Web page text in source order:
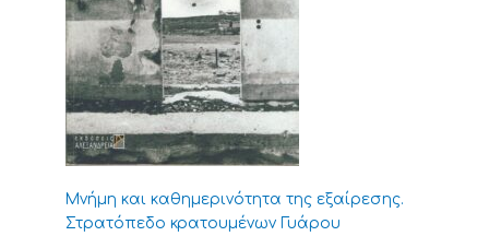
Μνήμη και καθημερινότητα της εξαίρεσης.
Στρατόπεδο κρατουμένων Γυάρου